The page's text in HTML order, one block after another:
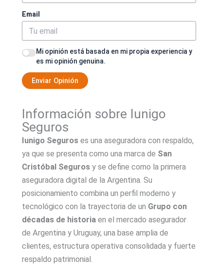
Email
Mi opinión está basada en mi propia experiencia y
es mi opinión genuina.
Enviar Opinión
Información sobre Iunigo
Seguros
Iunigo Seguros es una aseguradora con respaldo,
ya que se presenta como una marca de San
Cristóbal Seguros y se define como la primera
aseguradora digital de la Argentina. Su
posicionamiento combina un perfil moderno y
tecnológico con la trayectoria de un Grupo con
décadas de historia en el mercado asegurador
de Argentina y Uruguay, una base amplia de
clientes, estructura operativa consolidada y fuerte
respaldo patrimonial.